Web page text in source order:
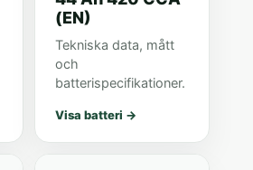
(EN)
Tekniska data, mått
och
batterispecifikationer.
Visa batteri →